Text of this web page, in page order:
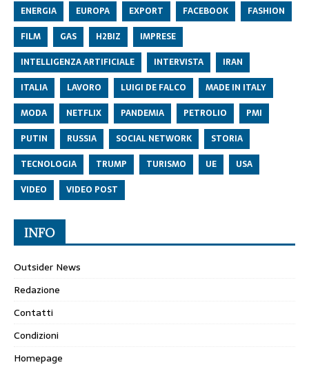
ENERGIA EUROPA EXPORT FACEBOOK
FASHION
FILM
GAS H2BIZ
IMPRESE
INTELLIGENZA ARTIFICIALE
INTERVISTA
IRAN
ITALIA
LAVORO LUIGI DE FALCO
MADE IN ITALY
MODA
NETFLIX PANDEMIA PETROLIO
PMI
PUTIN
RUSSIA SOCIAL NETWORK
STORIA
TECNOLOGIA
TRUMP TURISMO UE
USA
VIDEO
VIDEO POST
INFO
Outsider News
Redazione
Contatti
Condizioni
Homepage